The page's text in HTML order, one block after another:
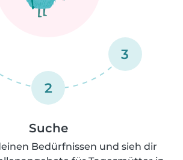
2
3
Suche
Bedürfnissen und sieh dir